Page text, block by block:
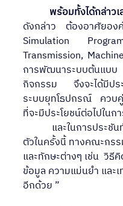
พร้อมทั้งได้กล่าว
ดังกล่าว ต้องอาศัยอง
Simulation
Transmission,
การพัฒนาระบบต้นแบ
กิจกรรม จึงจะได้มีปร
ระบบยุทโธปกรณ์ ควบคู่
ที่จะมีประโยชน์ต่อไปใน
และในการประชันทั
ตัวในครั้งนี้ ทางคณะกร
และทักษะต่างๆ เช่น  วิ
ข้อมูล ความแม่นยำ และ
อีกด้วย ”